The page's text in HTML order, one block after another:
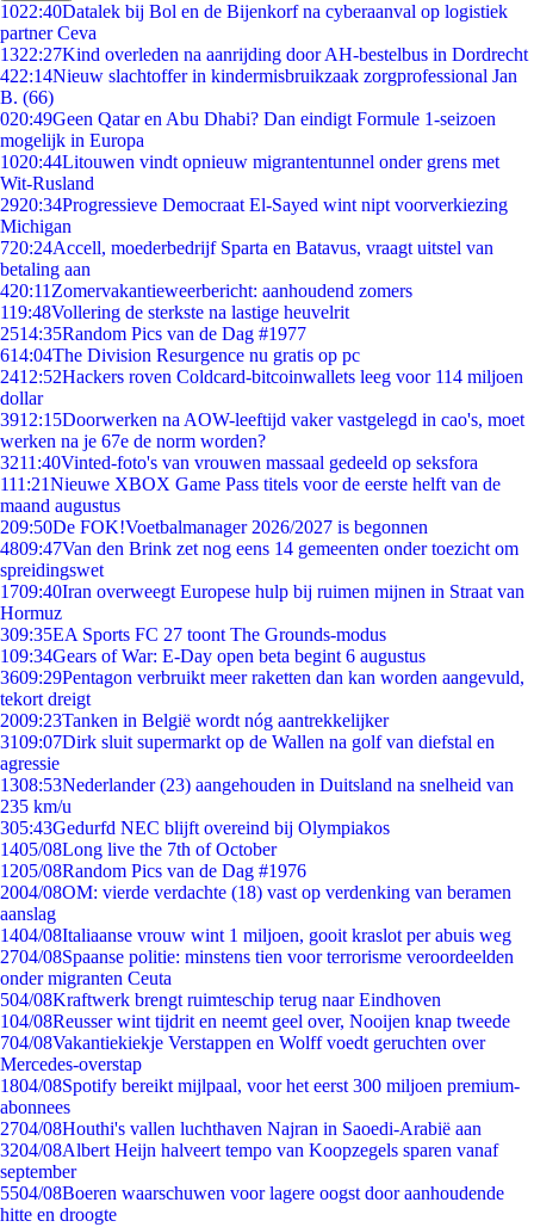
1022:40Datalek bij Bol en de Bijenkorf na cyberaanval op logistiek
partner Ceva
1322:27Kind overleden na aanrijding door AH-bestelbus in Dordrecht
422:14Nieuw slachtoffer in kindermisbruikzaak zorgprofessional Jan
B. (66)
020:49Geen Qatar en Abu Dhabi? Dan eindigt Formule 1-seizoen
mogelijk in Europa
1020:44Litouwen vindt opnieuw migrantentunnel onder grens met
Wit-Rusland
2920:34Progressieve Democraat El-Sayed wint nipt voorverkiezing
Michigan
720:24Accell, moederbedrijf Sparta en Batavus, vraagt uitstel van
betaling aan
420:11 Zomervakantieweerbericht: aanhoudend zomers
119:48Vollering de sterkste na lastige heuvelrit
2514:35Random Pics van de Dag #1977
614:04The Division Resurgence nu gratis op pc
2412:52Hackers roven Coldcard-bitcoinwallets leeg voor 114 miljoen
dollar
3912:15Doorwerken na AOW-leeftijd vaker vastgelegd in cao's, moet
werken na je 67e de norm worden?
3211:40Vinted-foto's van vrouwen massaal gedeeld op seksfora
111:21Nieuwe XBOX Game Pass titels voor de eerste helft van de
maand augustus
209:50De FOK!Voetbalmanager 2026/2027 is begonnen
4809:47Van den Brink zet nog eens 14 gemeenten onder toezicht om
spreidingswet
1709:40Iran overweegt Europese hulp bij ruimen mijnen in Straat van
Hormuz
309:35EA Sports FC 27 toont The Grounds-modus
109:34Gears of War: E-Day open beta begint 6 augustus
3609:29Pentagon verbruikt meer raketten dan kan worden aangevuld,
tekort dreigt
2009:23Tanken in België wordt nóg aantrekkelijker
3109:07Dirk sluit supermarkt op de Wallen na golf van diefstal en
agressie
1308:53Nederlander (23) aangehouden in Duitsland na snelheid van
235 km/u
305:43Gedurfd NEC blijft overeind bij Olympiakos
1405/08Long live the 7th of October
1205/08Random Pics van de Dag #1976
2004/08OM: vierde verdachte (18) vast op verdenking van beramen
aanslag
1404/08Italiaanse vrouw wint 1 miljoen, gooit kraslot per abuis weg
2704/08Spaanse politie: minstens tien voor terrorisme veroordeelden
onder migranten Ceuta
504/08Kraftwerk brengt ruimteschip terug naar Eindhoven
104/08Reusser wint tijdrit en neemt geel over, Nooijen knap tweede
704/08Vakantiekiekje Verstappen en Wolff voedt geruchten over
Mercedes-overstap
1804/08Spotify bereikt mijlpaal, voor het eerst 300 miljoen premium-
abonnees
2704/08Houthi's vallen luchthaven Najran in Saoedi-Arabië aan
3204/08Albert Heijn halveert tempo van Koopzegels sparen vanaf
september
5504/08Boeren waarschuwen voor lagere oogst door aanhoudende
hitte en droogte